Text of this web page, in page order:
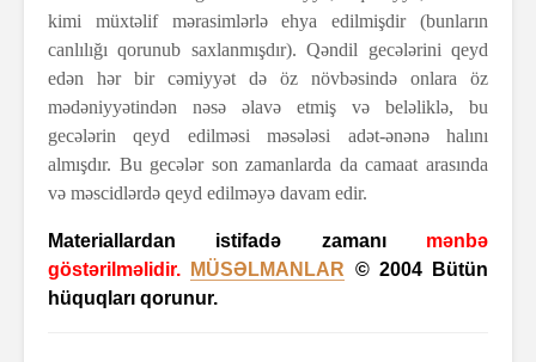
kimi müxtəlif mərasimlərlə ehya edilmişdir (bunların
canlılığı qorunub saxlanmışdır). Qəndil gecələrini qeyd
edən hər bir cəmiyyət də öz növbəsində onlara öz
mədəniyyətindən nəsə əlavə etmiş və beləliklə, bu
gecələrin qeyd edilməsi məsələsi adət-ənənə halını
almışdır. Bu gecələr son zamanlarda da camaat arasında
və məscidlərdə qeyd edilməyə davam edir.
Materiallardan istifadə zamanımənbə
göstərilməlidir.
MÜSƏLMANLAR © 2004 Bütün
hüquqları qorunur.